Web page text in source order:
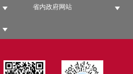
省内政府网站